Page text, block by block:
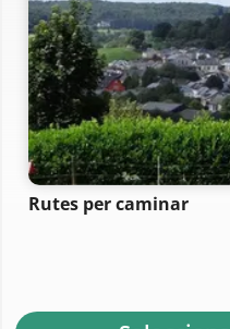
Rutes per caminar